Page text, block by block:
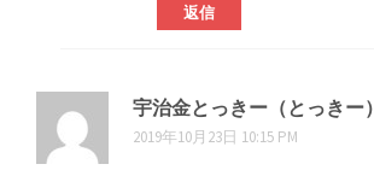
返信
宇治金とっきー（とっきー）
2019年10月23日 10:15 PM